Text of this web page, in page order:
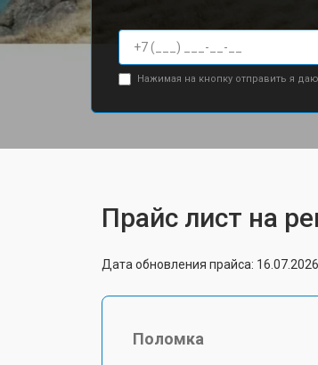
Нажимая на кнопку отправить я
Прайс лист на
Дата обновления прайса: 16.07.2026
Поломка